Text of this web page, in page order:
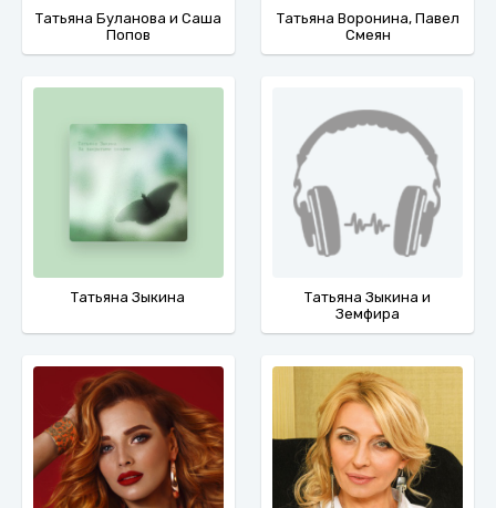
Татьяна Буланова и Саша
Попов
Татьяна Воронина, Павел
Смеян
Татьяна Зыкина
Татьяна Зыкина и
Земфира